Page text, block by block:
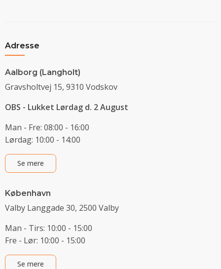
Adresse
Aalborg (Langholt)
Gravsholtvej 15, 9310 Vodskov
OBS - Lukket Lørdag d. 2 August
Man - Fre: 08:00 - 16:00
Lørdag: 10:00 - 14:00
Se mere
København
Valby Langgade 30, 2500 Valby
Man - Tirs: 10:00 - 15:00
Fre - Lør: 10:00 - 15:00
Se mere